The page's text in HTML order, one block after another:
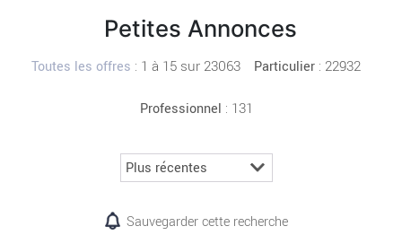
Petites Annonces
Toutes les offres : 1 à 15 sur 23063 Particulier : 22932
Professionnel : 131
Sauvegarder cette recherche